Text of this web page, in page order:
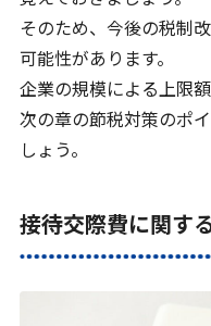
そのため、今後の税制
可能性があります。
企業の規模による上限
次の章の節税対策のポ
しょう。
接待交際費に関す